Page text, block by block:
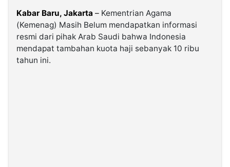
Kabarbaru.co
Kabar Baru, Jakarta – Kementrian Agama
(Kemenag) Masih Belum mendapatkan informasi
resmi dari pihak Arab Saudi bahwa Indonesia
mendapat tambahan kuota haji sebanyak 10 ribu
tahun ini.